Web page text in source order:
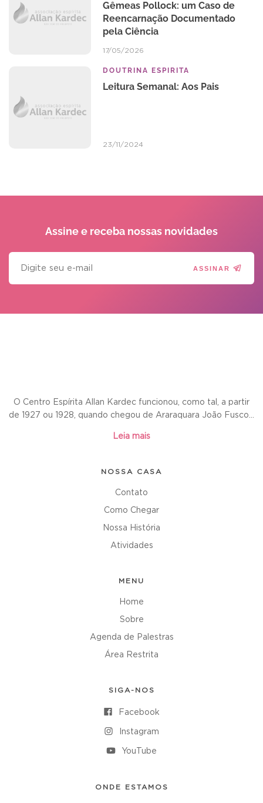
Gêmeas Pollock: um Caso de
Reencarnação Documentado
pela Ciência
17/05/2026
DOUTRINA ESPIRITA
Leitura Semanal: Aos Pais
23/11/2024
Assine e receba nossas novidades
ASSINAR
O Centro Espírita Allan Kardec funcionou, como tal, a partir
de 1927 ou 1928, quando chegou de Araraquara João Fusco...
Leia mais
NOSSA CASA
Contato
Como Chegar
Nossa História
Atividades
MENU
Home
Sobre
Agenda de Palestras
Área Restrita
SIGA-NOS
Facebook
Instagram
YouTube
ONDE ESTAMOS